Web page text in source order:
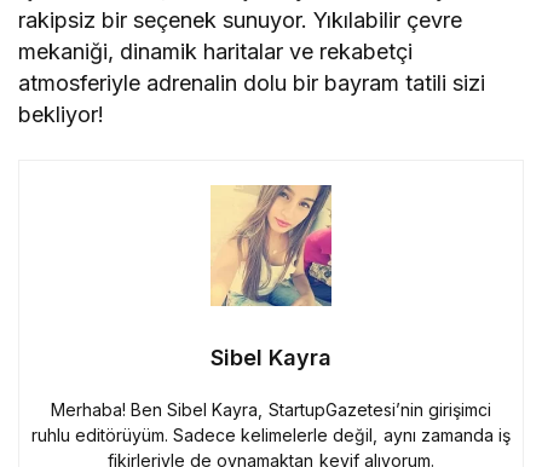
rakipsiz bir seçenek sunuyor. Yıkılabilir çevre
mekaniği, dinamik haritalar ve rekabetçi
atmosferiyle adrenalin dolu bir bayram tatili sizi
bekliyor!
Sibel Kayra
Merhaba! Ben Sibel Kayra, StartupGazetesi’nin girişimci
ruhlu editörüyüm. Sadece kelimelerle değil, aynı zamanda iş
fikirleriyle de oynamaktan keyif alıyorum.